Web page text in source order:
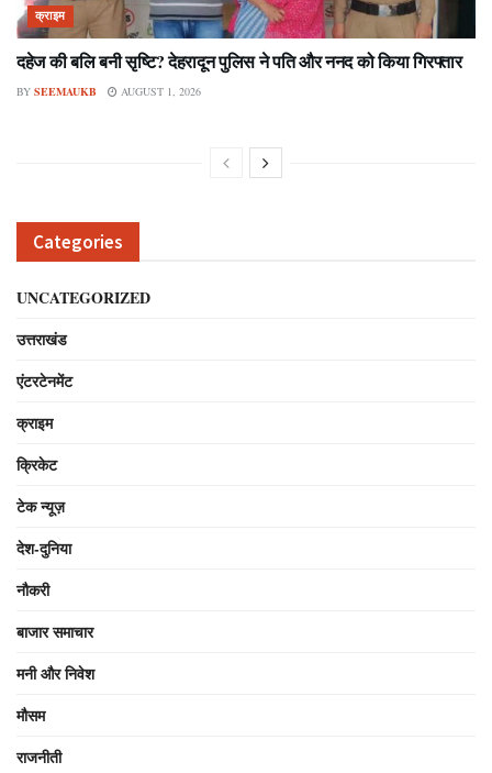
क्राइम
दहेज की बलि बनी सृष्टि? देहरादून पुलिस ने पति और ननद को किया गिरफ्तार
BY SEEMAUKB AUGUST 1, 2026
Categories
UNCATEGORIZED
उत्तराखंड
एंटरटेनमेंट
क्राइम
क्रिकेट
टेक न्यूज़
देश-दुनिया
नौकरी
बाजार समाचार
मनी और निवेश
मौसम
राजनीती